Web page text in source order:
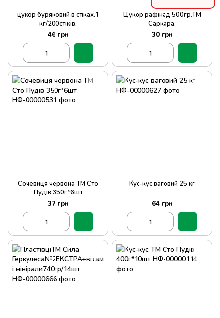
цукор буряковий в стіках.1
кг/200стіків.
46 грн
Цукор рафінад 500гр.ТМ
Саркара.
30 грн
Сочевиця червона ТМ Сто
Пудів 350г*6шт
37 грн
Кус-кус ваговий 25 кг
64 грн